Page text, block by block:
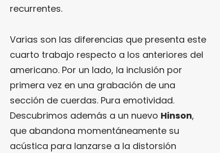
recurrentes.
Varias son las diferencias que presenta este
cuarto trabajo respecto a los anteriores del
americano. Por un lado, la inclusión por
primera vez en una grabación de una
sección de cuerdas. Pura emotividad.
Descubrimos además a un nuevo Hinson,
que abandona momentáneamente su
acústica para lanzarse a la distorsión